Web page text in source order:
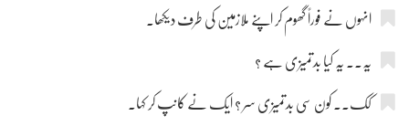
انہوں نے فوراً گھوم کر اپنے ملازمین کی طرف دیکھا۔
یہ۔۔ یہ کیا بدتمیزی ہے ؟
کک۔۔ کون سی بدتمیزی سر ؟ ایک نے کانپ کر کہا۔